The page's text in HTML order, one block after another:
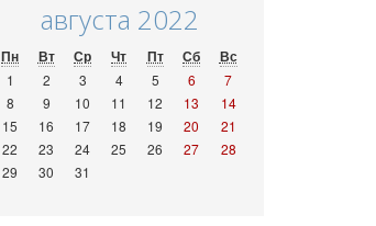
августа 2022
Пн Вт Ср Чт Пт Сб Вс
1 2 3 4 5 6
7
8
9 10 11 12 13
14
15
16 17 18 19 20
21
22
23 24 25 26 27
28
29
30 31